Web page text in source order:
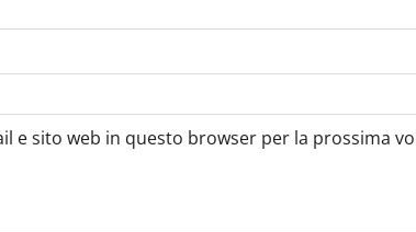
e sito web in questo browser per la prossima